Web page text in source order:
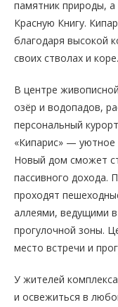
памятник природы,
Красную Книгу.
благодаря высокой
своих стволах и коре.
В центре
озёр и водопадов,
персональный
«Кипарис» — уютное
Новый дом сможет
пассивного дохода.
проходят
аллеями, ведущими
прогулочной зоны.
место встречи и
У жителей
и освежиться в